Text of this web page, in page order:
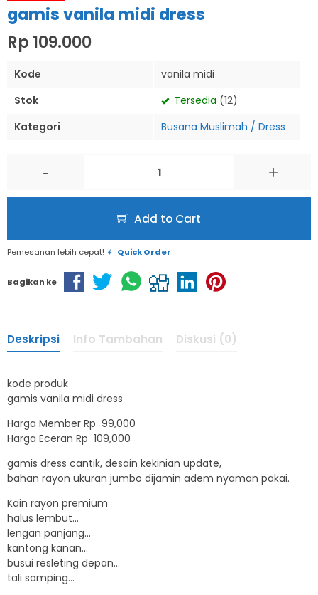
gamis vanila midi dress
Rp 109.000
Kode
vanila midi
Stok
Tersedia (12)
Kategori
Busana Muslimah / Dress
- +
Add to Cart
Pemesanan lebih cepat! Quick Order
Bagikan ke
Deskripsi Info Tambahan Diskusi (0)
kode produk
gamis vanila midi dress
Harga Member Rp 99,000
Harga Eceran Rp 109,000
gamis dress cantik, desain kekinian update,
bahan rayon ukuran jumbo dijamin adem nyaman pakai.
Kain rayon premium
halus lembut…
lengan panjang…
kantong kanan…
busui resleting depan…
tali samping…